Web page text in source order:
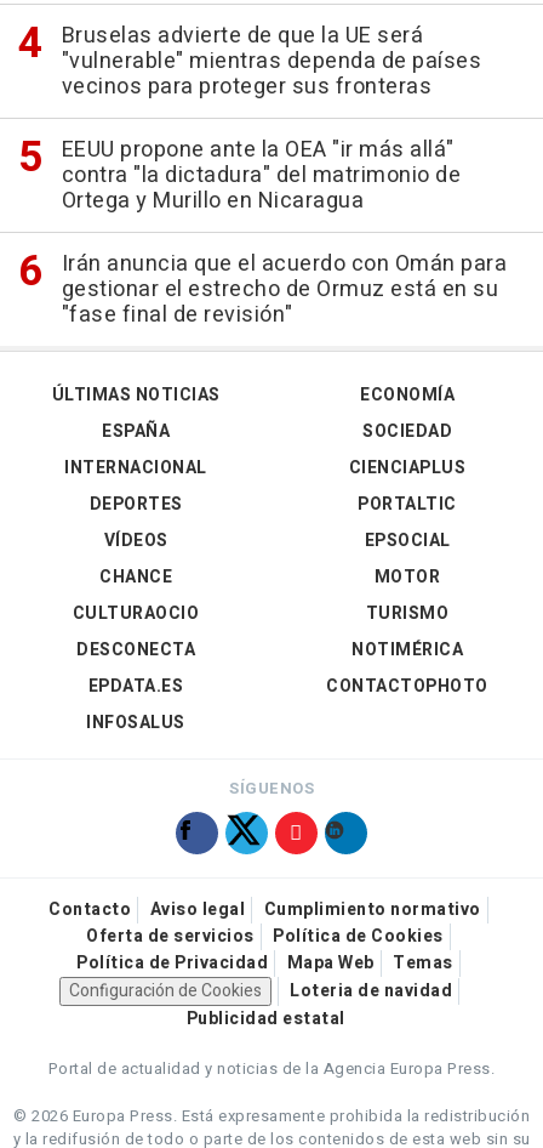
Bruselas advierte de que la UE será
"vulnerable" mientras dependa de países
vecinos para proteger sus fronteras
EEUU propone ante la OEA "ir más allá"
contra "la dictadura" del matrimonio de
Ortega y Murillo en Nicaragua
Irán anuncia que el acuerdo con Omán para
gestionar el estrecho de Ormuz está en su
"fase final de revisión"
ÚLTIMAS NOTICIAS
ESPAÑA
INTERNACIONAL
DEPORTES
VÍDEOS
ECONOMÍA
SOCIEDAD
CIENCIAPLUS
PORTALTIC
EPSOCIAL
CHANCE
CULTURAOCIO
DESCONECTA
EPDATA.ES
INFOSALUS
MOTOR
TURISMO
NOTIMÉRICA
CONTACTOPHOTO
SÍGUENOS
Contacto Aviso legal
Cumplimiento normativo
Oferta de servicios
Política de Cookies
Política de Privacidad
Mapa Web
Temas
Configuración de Cookies
Loteria de navidad
Publicidad estatal
Portal de actualidad y noticias de la Agencia Europa Press.
© 2026 Europa Press. Está expresamente prohibida la redistribución
y la redifusión de todo o parte de los contenidos de esta web sin su